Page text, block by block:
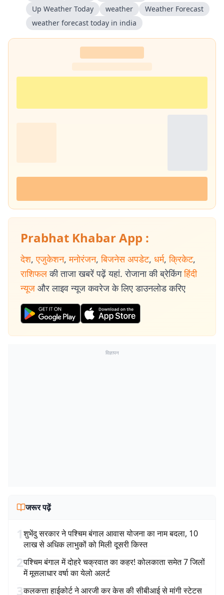
Up Weather Today
weather
Weather Forecast
weather forecast today in india
Prabhat Khabar App :
देश, एजुकेशन, मनोरंजन, बिजनेस अपडेट, धर्म, क्रिकेट,
राशिफल की ताजा खबरें पढ़ें यहां. रोजाना की ब्रेकिंग हिंदी
न्यूज और लाइव न्यूज कवरेज के लिए डाउनलोड करिए
विज्ञापन
जरूर पढ़ें
1शुभेंदु सरकार ने पश्चिम बंगाल आवास योजना का नाम बदला, 10
लाख से अधिक लाभुकों को मिली दूसरी किस्त
2पश्चिम बंगाल में दोहरे चक्रवात का कहर! कोलकाता समेत 7 जिलों
में मूसलाधार वर्षा का येलो अलर्ट
3कलकत्ता हाईकोर्ट ने आरजी कर केस की सीबीआई से मांगी स्टेटस